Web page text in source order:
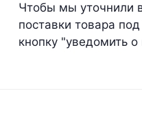
Чтобы мы уточнили
поставки товара
кнопку "уведомить о